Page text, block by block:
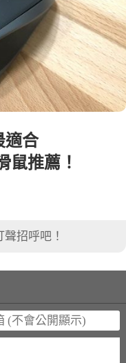
適合
鼠推薦！
聲招呼吧！